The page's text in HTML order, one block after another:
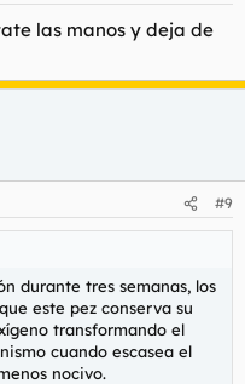
las manos y deja de
#9
durante tres semanas, los
este pez conserva su
transformando el
cuando escasea el
nocivo.